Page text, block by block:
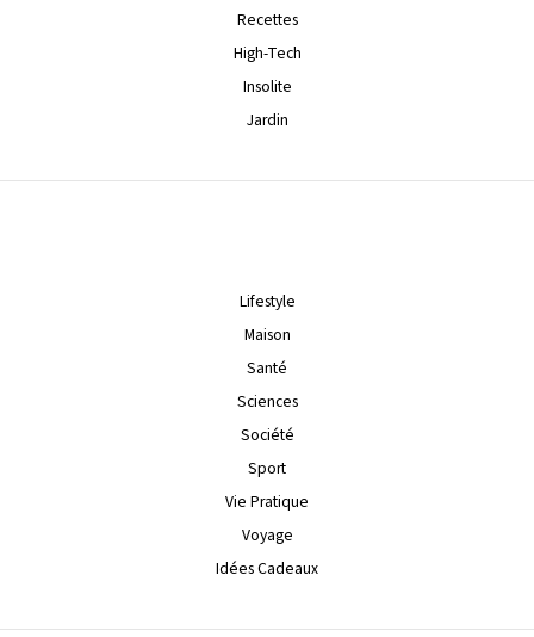
Recettes
High-Tech
Insolite
Jardin
Lifestyle
Maison
Santé
Sciences
Société
Sport
Vie Pratique
Voyage
Idées Cadeaux